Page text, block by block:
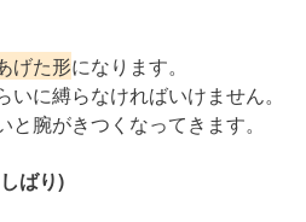
げた形になります。
に縛らなければいけません。
腕がきつくなってきます。
ばり)